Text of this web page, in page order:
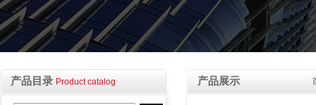
产品目录 Product catalog 产品展示